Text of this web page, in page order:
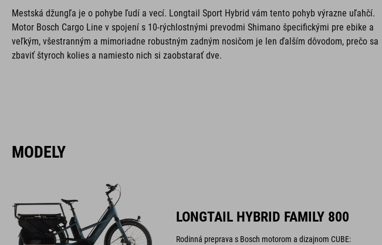
Mestská džungľa je o pohybe ľudí a vecí. Longtail Sport Hybrid vám tento pohyb výrazne uľahčí.
Motor Bosch Cargo Line v spojení s 10-rýchlostnými prevodmi Shimano špecifickými pre ebike a
veľkým, všestranným a mimoriadne robustným zadným nosičom je len ďalším dôvodom, prečo sa
zbaviť štyroch kolies a namiesto nich si zaobstarať dve.
MODELY
LONGTAIL HYBRID FAMILY 800
Rodinná preprava s Bosch motorom a dizajnom CUBE: